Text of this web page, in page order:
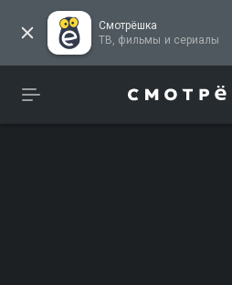
Смотрёшка
ТВ, фильмы и сериалы